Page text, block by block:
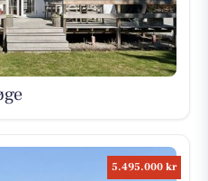
5.495.000 kr